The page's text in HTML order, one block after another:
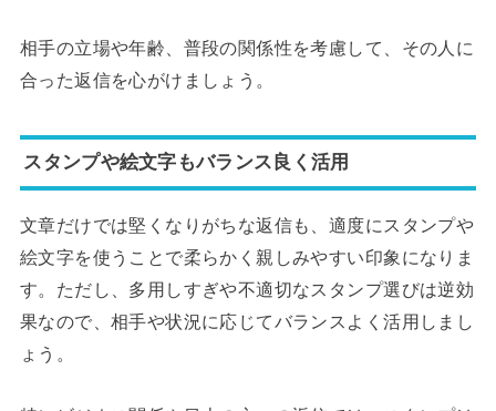
相手の立場や年齢、普段の関係性を考慮して、その人に
合った返信を心がけましょう。
スタンプや絵文字もバランス良く活用
文章だけでは堅くなりがちな返信も、適度にスタンプや
絵文字を使うことで柔らかく親しみやすい印象になりま
す。ただし、多用しすぎや不適切なスタンプ選びは逆効
果なので、相手や状況に応じてバランスよく活用しまし
ょう。